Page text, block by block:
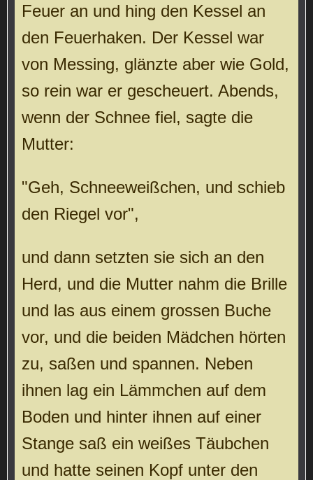
Feuer an und hing den Kessel an
den Feuerhaken. Der Kessel war
von Messing, glänzte aber wie Gold,
so rein war er gescheuert. Abends,
wenn der Schnee fiel, sagte die
Mutter:
"Geh, Schneeweißchen, und schieb
den Riegel vor",
und dann setzten sie sich an den
Herd, und die Mutter nahm die Brille
und las aus einem grossen Buche
vor, und die beiden Mädchen hörten
zu, saßen und spannen. Neben
ihnen lag ein Lämmchen auf dem
Boden und hinter ihnen auf einer
Stange saß ein weißes Täubchen
und hatte seinen Kopf unter den